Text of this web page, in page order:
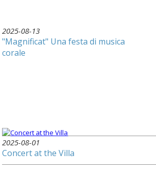
2025-08-13
"Magnificat" Una festa di musica
corale
2025-08-01
Concert at the Villa